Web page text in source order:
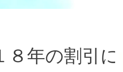
８年の割引に